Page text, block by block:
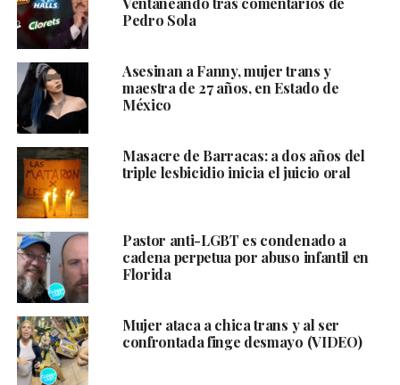
Pedro Sola
Asesinan a Fanny, mujer trans y
maestra de 27 años, en Estado de
México
Masacre de Barracas: a dos años del
triple lesbicidio inicia el juicio oral
Pastor anti-LGBT es condenado a
cadena perpetua por abuso infantil en
Florida
Mujer ataca a chica trans y al ser
confrontada finge desmayo (VIDEO)